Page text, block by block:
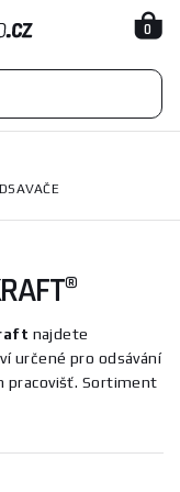
0
najdete
určené pro odsávání
pracovišť. Sortiment
i předfiltry a
i domácí